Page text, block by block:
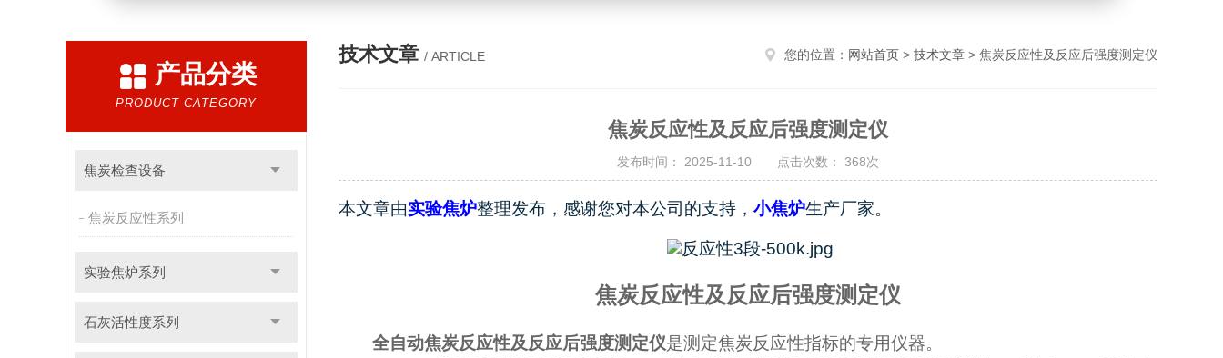
产品分类
PRODUCT CATEGORY
焦炭检查设备
焦炭反应性系列
实验焦炉系列
石灰活性度系列
技术文章 / ARTICLE 您的位置： 网站首页 > 技术文章 > ​焦炭反应性及反应后强度测定仪
​焦炭反应性及反应后强度测定仪
发布时间： 2025-11-10 点击次数： 368次
本文章由实验焦炉整理发布，感谢您对本公司的支持， 小焦炉生产厂家。
焦炭反应性及反应后强度测定仪
全自动焦炭反应性及反应后强度测定仪是测定焦炭反应性指标的专用仪器。